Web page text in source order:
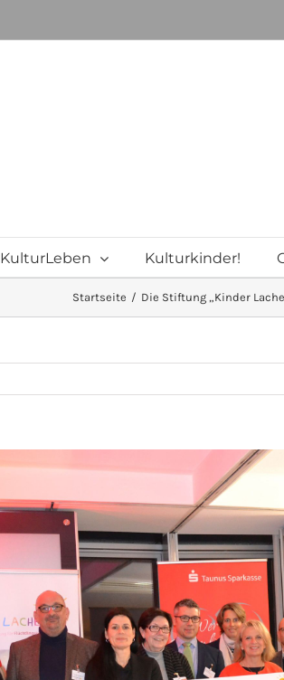
KulturLeben Kulturkinder!
Startseite Die Stiftung „Kinder